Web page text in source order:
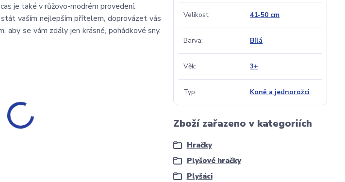
je také v růžovo-modrém provedení.
stát vaším nejlepším přítelem, doprovázet vás
aby se vám zdály jen krásné, pohádkové sny.
Velikost 41-50 cm
Barva Bílá
Věk 3+
Typ Koně a jednorožci
Zboží zařazeno v kategoriích
Hračky
Plyšové hračky
Plyšáci